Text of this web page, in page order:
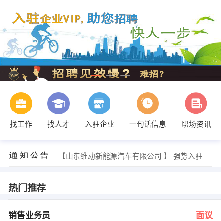
找工作 找人才 入驻企业 一句话信息 职场资讯
【山东维动新能源汽车有限公司 】 强势入驻
热门推荐
销售业务员 面议